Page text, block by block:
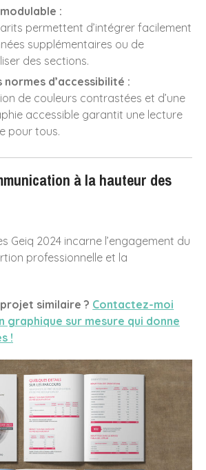
:
permettent d’intégrer facilement
supplémentaires ou de
des sections.
normes d’accessibilité :
de couleurs contrastées et d’une
accessible garantit une lecture
pour tous.
à la hauteur des
Geiq 2024 incarne l’engagement du
professionnelle et la
similaire ? Contactez-moi
graphique sur mesure qui donne
!